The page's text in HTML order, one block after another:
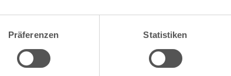
Präferenzen Statistiken